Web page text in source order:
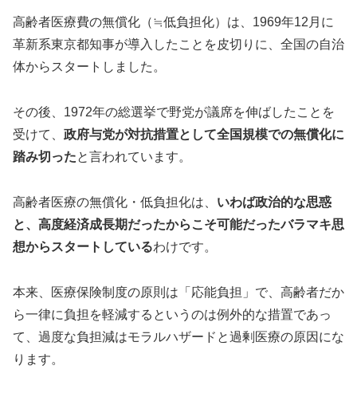
高齢者医療費の無償化（≒低負担化）は、1969年12月に
革新系東京都知事が導入したことを皮切りに、全国の自治
体からスタートしました。
その後、1972年の総選挙で野党が議席を伸ばしたことを
受けて、 政府与党が対抗措置として全国規模での無償化に
踏み切ったと言われています。
高齢者医療の無償化・低負担化は、 いわば政治的な思惑
と、高度経済成長期だったからこそ可能だったバラマキ思
想からスタートしているわけです。
本来、医療保険制度の原則は「応能負担」で、高齢者だか
ら一律に負担を軽減するというのは例外的な措置であっ
て、過度な負担減はモラルハザードと過剰医療の原因にな
ります。